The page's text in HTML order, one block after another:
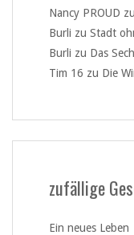
Nancy PROUD zu
Burli zu Stadt
Burli zu Das
Tim 16 zu Die
zufällige
Ein neues Leben